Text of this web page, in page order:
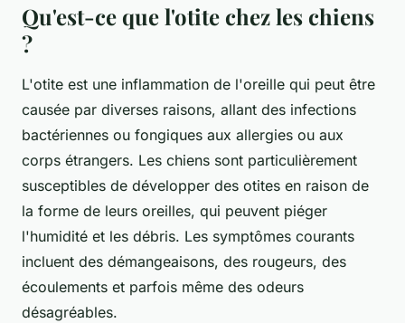
Qu'est-ce que l'otite chez les chiens
?
L'otite est une inflammation de l'oreille qui peut être
causée par diverses raisons, allant des infections
bactériennes ou fongiques aux allergies ou aux
corps étrangers. Les chiens sont particulièrement
susceptibles de développer des otites en raison de
la forme de leurs oreilles, qui peuvent piéger
l'humidité et les débris. Les symptômes courants
incluent des démangeaisons, des rougeurs, des
écoulements et parfois même des odeurs
désagréables.